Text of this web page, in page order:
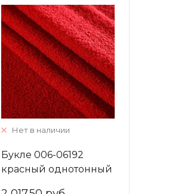
Нет в наличии
Букле 006-06192
красный однотонный